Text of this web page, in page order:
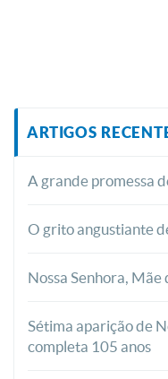
ARTIGOS
A grande promessa
O grito angustiante
Nossa Senhora,
Sétima aparição de
completa 105 anos